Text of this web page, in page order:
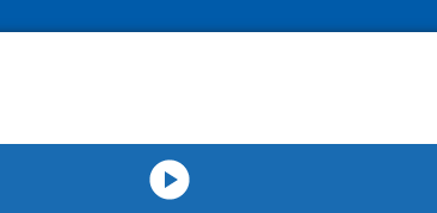
total o parcial, así como su traducción a
translation without written permission is prohibited. All